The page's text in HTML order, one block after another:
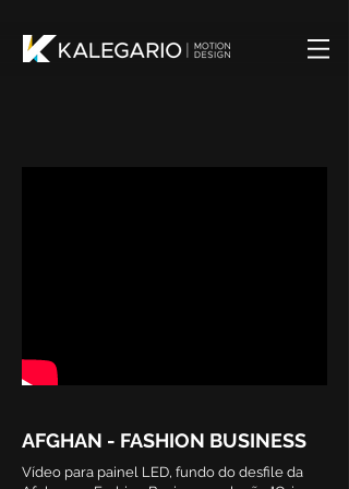
AFGHAN - FASHION BUSINESS
Vídeo para painel LED, fundo do desfile da